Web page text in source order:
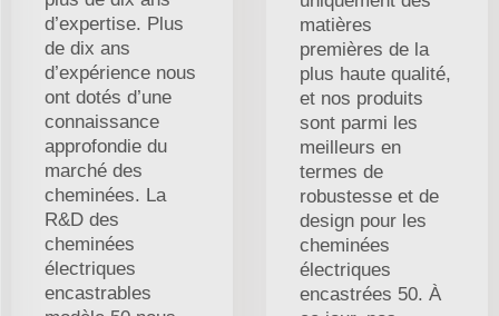
d’expertise. Plus
de dix ans
d’expérience nous
ont dotés d’une
connaissance
approfondie du
marché des
cheminées. La
R&D des
cheminées
électriques
encastrables
matières
premières de la
plus haute qualité,
et nos produits
sont parmi les
meilleurs en
termes de
robustesse et de
design pour les
cheminées
électriques
encastrées 50. À